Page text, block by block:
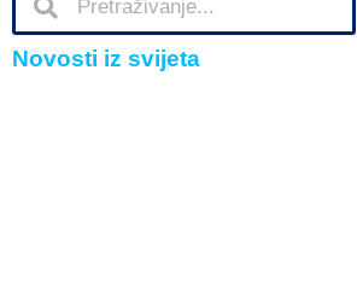
Novosti iz svijeta